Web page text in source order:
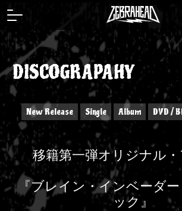
DISCOGRAPAHY
New Release Single Album DVD /
移籍第一弾オリジナル
『ブレイン・インベーダー
ック』